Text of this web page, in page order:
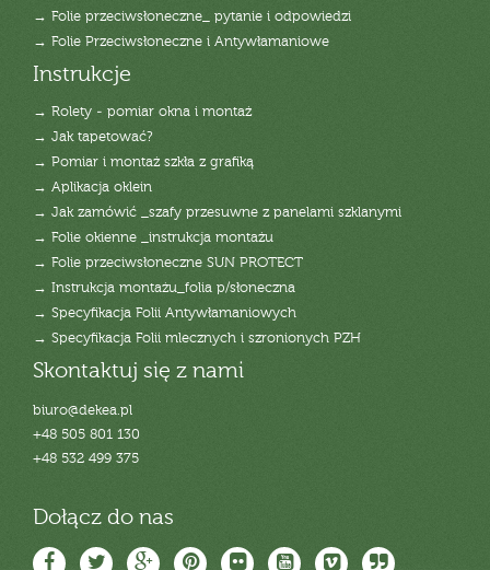
→ Folie przeciwsłoneczne_ pytanie i odpowiedzi
→ Folie Przeciwsłoneczne i Antywłamaniowe
Instrukcje
→ Rolety - pomiar okna i montaż
→ Jak tapetować?
→ Pomiar i montaż szkła z grafiką
→ Aplikacja oklein
→ Jak zamówić _szafy przesuwne z panelami szklanymi
→ Folie okienne _instrukcja montażu
→ Folie przeciwsłoneczne SUN PROTECT
→ Instrukcja montażu_folia p/słoneczna
→ Specyfikacja Folii Antywłamaniowych
→ Specyfikacja Folii mlecznych i szronionych PZH
Skontaktuj się z nami
biuro@dekea.pl
+48 505 801 130
+48 532 499 375
Dołącz do nas